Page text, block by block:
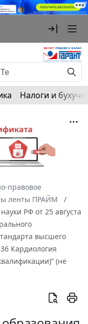
Налоги и
правовое
ленты ПРАЙМ
РФ от 25 августа
высшего
Кардиология
(не